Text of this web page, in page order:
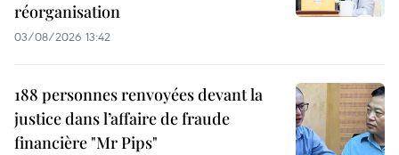
réorganisation
03/08/2026 13:42
188 personnes renvoyées devant la
justice dans l’affaire de fraude
financière "Mr Pips"